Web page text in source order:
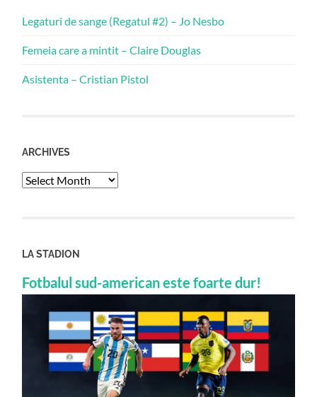
Legaturi de sange (Regatul #2) – Jo Nesbo
Femeia care a mintit – Claire Douglas
Asistenta – Cristian Pistol
ARCHIVES
Archives
LA STADION
Fotbalul sud-american este foarte dur!